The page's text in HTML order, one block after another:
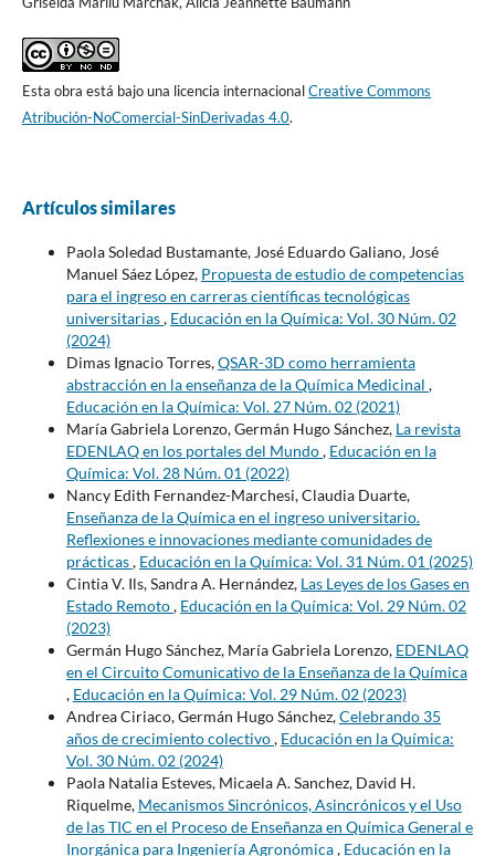
Esta obra está bajo una licencia internacionalCreative Commons
Atribución-NoComercial-SinDerivadas 4.0.
Artículos similares
Paola Soledad Bustamante, José Eduardo Galiano, José
Manuel Sáez López, Propuesta de estudio de competencias
para el ingreso en carreras científicas tecnológicas
universitarias, Educación en la Química: Vol. 30 Núm. 02
(2024)
Dimas Ignacio Torres,QSAR-3D como herramienta
abstracción en la enseñanza de la Química Medicinal ,
Educación en la Química: Vol. 27 Núm. 02 (2021)
María Gabriela Lorenzo, Germán Hugo Sánchez, La revista
EDENLAQ en los portales del Mundo, Educación en la
Química: Vol. 28 Núm. 01 (2022)
Nancy Edith Fernandez-Marchesi, Claudia Duarte,
Enseñanza de la Química en el ingreso universitario.
Reflexiones e innovaciones mediante comunidades de
prácticas, Educación en la Química: Vol. 31 Núm. 01 (2025)
Cintia V. Ils, Sandra A. Hernández, Las Leyes de los Gases en
Estado Remoto, Educación en la Química: Vol. 29 Núm. 02
(2023)
Germán Hugo Sánchez, María Gabriela Lorenzo, EDENLAQ
en el Circuito Comunicativo de la Enseñanza de la Química
, Educación en la Química: Vol. 29 Núm. 02 (2023)
Andrea Ciriaco, Germán Hugo Sánchez,Celebrando 35
años de crecimiento colectivo, Educación en la Química:
Vol. 30 Núm. 02 (2024)
Paola Natalia Esteves, Micaela A. Sanchez, David H.
Riquelme, Mecanismos Sincrónicos, Asincrónicos y el Uso
de las TIC en el Proceso de Enseñanza en Química General e
Inorgánica para Ingeniería Agronómica, Educación en la